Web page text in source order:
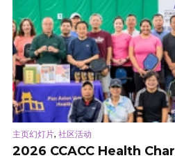
主页幻灯片, 社区活动
2026 CCACC Health